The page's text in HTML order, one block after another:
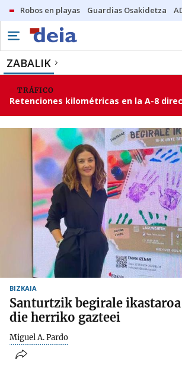
Robos en playas Guardias Osakidetza
ZABALIK
TRÁFICO
Retenciones kilométricas en la A-8
BIZKAIA
Santurtzik begirale
die herriko gazteei
Miguel A. Pardo